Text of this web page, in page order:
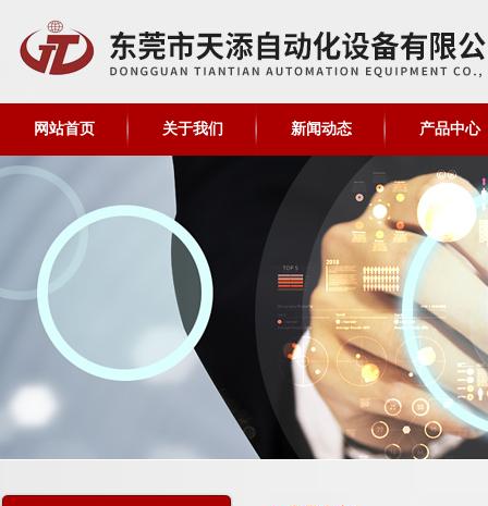
网站首页 关于我们 新闻动态 产品中心